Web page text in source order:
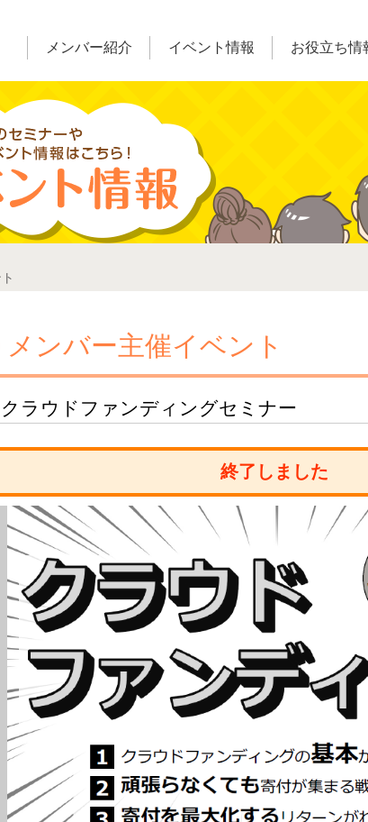
メンバー紹介 イベント情報 お役立ち情
メンバー主催イベント
クラウドファンディングセミナー
終了しました